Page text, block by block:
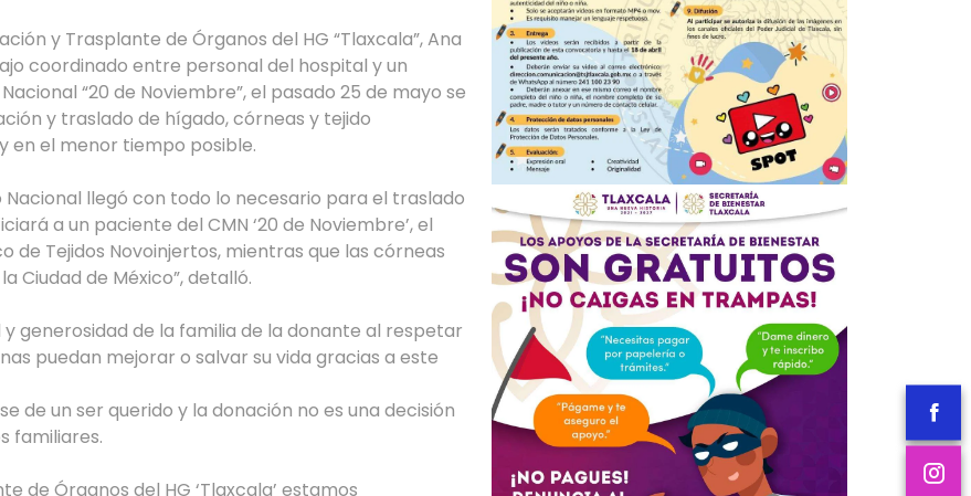
y Trasplante de Órganos del HG “Tlaxcala”, Ana
coordinado entre personal del hospital y un
“20 de Noviembre”, el pasado 25 de mayo se
y traslado de hígado, córneas y tejido
en el menor tiempo posible.
llegó con todo lo necesario para el traslado
a un paciente del CMN ‘20 de Noviembre’, el
de Tejidos Novoinjertos, mientras que las córneas
Ciudad de México”, detalló.
generosidad de la familia de la donante al respetar
puedan mejorar o salvar su vida gracias a este
de un ser querido y la donación no es una decisión
familiares.
de Órganos del HG ‘Tlaxcala’ estamos